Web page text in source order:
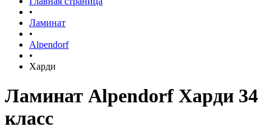
•
Ламинат
•
Alpendorf
•
Харди
Ламинат Alpendorf Харди 34
класс